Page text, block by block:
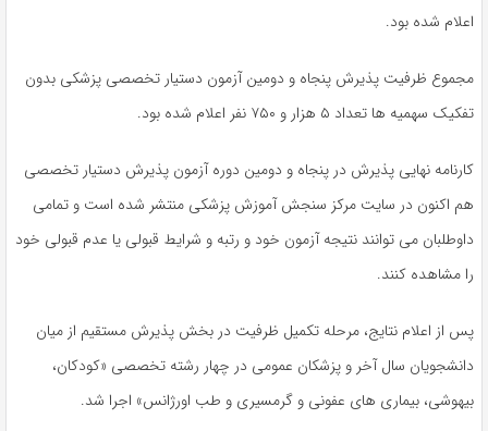
اعلام شده بود.
مجموع ظرفیت پذیرش پنجاه و دومین آزمون دستیار تخصصی پزشکی بدون
تفکیک سهمیه ها تعداد ۵ هزار و ۷۵۰ نفر اعلام شده بود.
کارنامه نهایی پذیرش در پنجاه و دومین دوره آزمون پذیرش دستیار تخصصی
هم اکنون در سایت مرکز سنجش آموزش پزشکی منتشر شده است و تمامی
داوطلبان می توانند نتیجه آزمون خود و رتبه و شرایط قبولی یا عدم قبولی خود
را مشاهده کنند.
پس از اعلام نتایج، مرحله تکمیل ظرفیت در بخش پذیرش مستقیم از میان
دانشجویان سال آخر و پزشکان عمومی در چهار رشته تخصصی «کودکان،
بیهوشی، بیماری های عفونی و گرمسیری و طب اورژانس» اجرا شد.